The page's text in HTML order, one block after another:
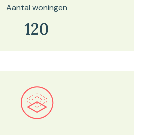
Aantal woningen
120
in onze kaartviewer